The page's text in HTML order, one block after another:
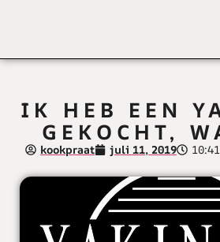
IK HEB EEN
GEKOCHT,
kookpraat juli 11, 2019